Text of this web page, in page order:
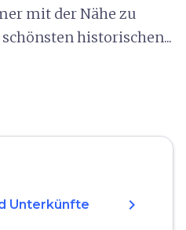
mit der Nähe zu
historischen...
Unterkünfte chevron_right